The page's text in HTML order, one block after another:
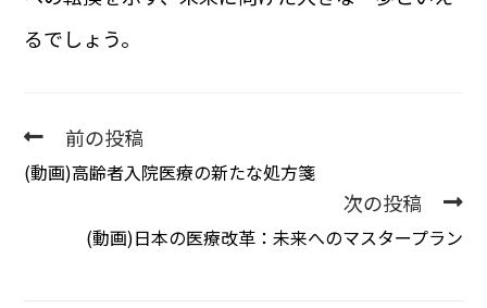
るでしょう。
前の投稿
(動画)高齢者入院医療の新たな処方箋
次の投稿
(動画)日本の医療改革：未来へのマスタープラン